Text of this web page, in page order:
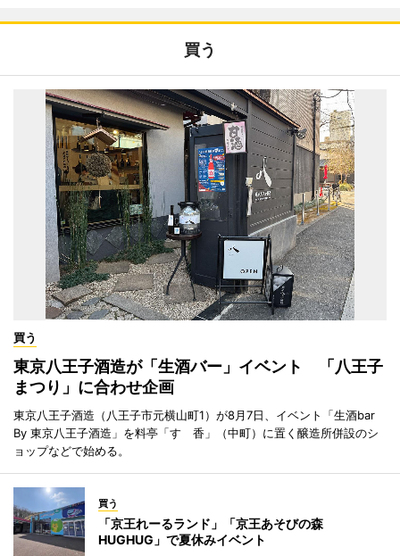
買う
買う
東京八王子酒造が「生酒バー」イベント 「八王子
まつり」に合わせ企画
東京八王子酒造（八王子市元横山町1）が8月7日、イベント「生酒bar
By 東京八王子酒造」を料亭「すゞ香」（中町）に置く醸造所併設のシ
ョップなどで始める。
買う
「京王れーるランド」「京王あそびの森
HUGHUG」で夏休みイベント